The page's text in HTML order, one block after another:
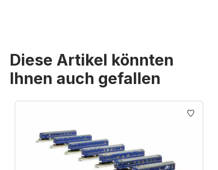
Diese Artikel könnten
Ihnen auch gefallen
Produktgalerie überspringen